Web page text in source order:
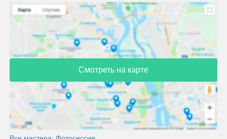
Смотреть на карте